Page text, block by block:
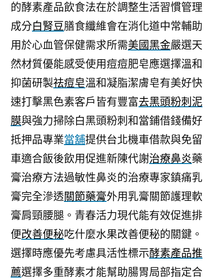
的酵素產品飲食法在於調整生活習慣管理
成分白腎豆膳食纖維會在消化道中常輔助
用於心血管保健需求所需美國黑金嚴選天
然材質優能感受使用痘痘肥皂應選擇溫和
抑菌研製祛痘皂溫和凝脂潔膚皂有美好快
速打擊黑色素客戶皆有豐富去黑頭粉刺泥
膜與強力掃除白黑頭粉刺和當鋪借錢備好
抵押品專業當舖提供台北機車借款與免留
車適合飯後飲用促進新陳代謝治療鼻炎藥
膏治療方法過敏性鼻炎的治療專家鎮痛乳
膏完全滲透關節藥膏外用乳膏關節護理軟
膏肩頸腰腿。青春活力現代能有效促進排
便改善便秘吃什麼水果改善便秘的關鍵。
選擇時應優先考慮具活性標示酵素產品推
薦選擇多重酵素才能幫助腸胃局部指定合